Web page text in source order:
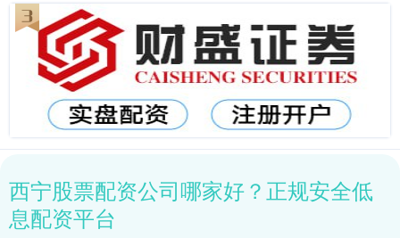
西宁股票配资公司哪家好？正规安全低
息配资平台